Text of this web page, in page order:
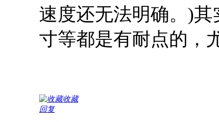
速度还无法明确。)
寸等都是有耐点的，
收藏
回复